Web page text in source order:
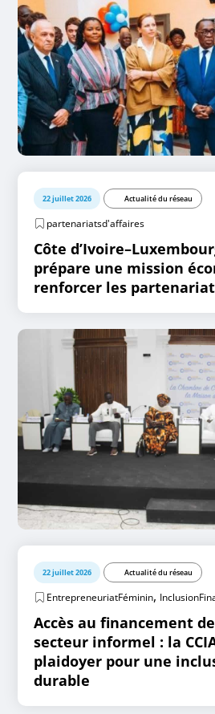
22 juillet 2026 Actualité du réseau
partenariatsd'affaires
Côte
prépare une mission
renforcer les
22 juillet 2026 Actualité du réseau
EntrepreneuriatFéminin,
Accès au financement
secteur informel : la
plaidoyer pour une
durable